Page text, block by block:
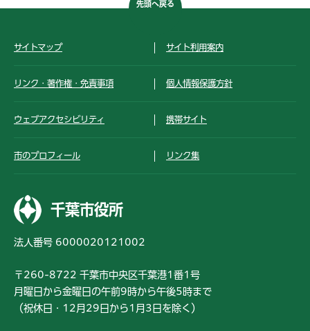
先頭へ戻る
サイトマップ サイト利用案内
リンク・著作権・免責事項 個人情報保護方針
ウェブアクセシビリティ 携帯サイト
市のプロフィール リンク集
千葉市役所
法人番号 6000020121002
〒260-8722 千葉市中央区千葉港1番1号
月曜日から金曜日の午前9時から午後5時まで
（祝休日・12月29日から1月3日を除く）